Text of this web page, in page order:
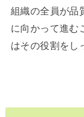
組織の全員が品
に向かって進む
はその役割をし